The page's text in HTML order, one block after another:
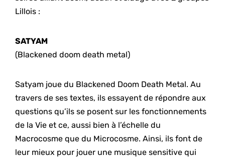
Lillois :
SATYAM
(Blackened doom death metal)
Satyam joue du Blackened Doom Death Metal. Au
travers de ses textes, ils essayent de répondre aux
questions qu’ils se posent sur les fonctionnements
de la Vie et ce, aussi bien à l’échelle du
Macrocosme que du Microcosme. Ainsi, ils font de
leur mieux pour jouer une musique sensitive qui